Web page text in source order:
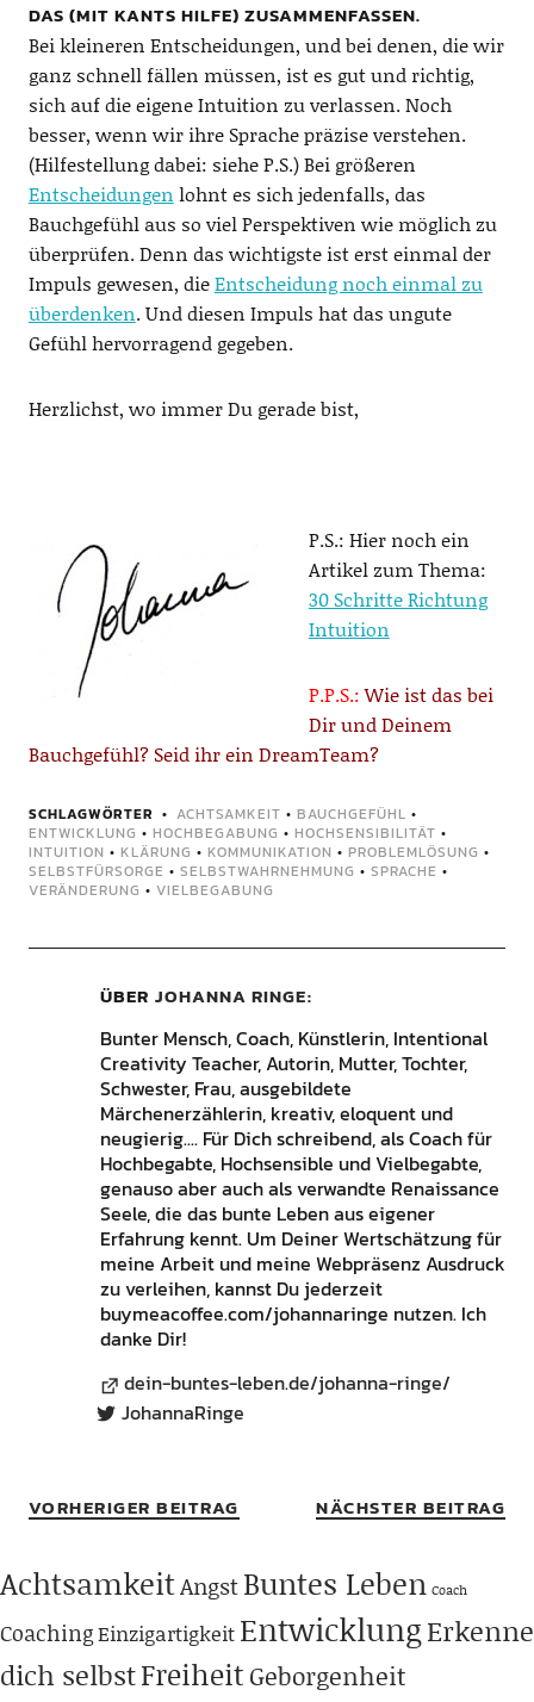
DAS (MIT KANTS HILFE) ZUSAMMENFASSEN.
Bei kleineren Entscheidungen, und bei denen, die wir
ganz schnell fällen müssen, ist es gut und richtig,
sich auf die eigene Intuition zu verlassen. Noch
besser, wenn wir ihre Sprache präzise verstehen.
(Hilfestellung dabei: siehe P.S.) Bei größeren
Entscheidungen lohnt es sich jedenfalls, das
Bauchgefühl aus so viel Perspektiven wie möglich zu
überprüfen. Denn das wichtigste ist erst einmal der
Impuls gewesen, dieEntscheidung noch einmal zu
überdenken. Und diesen Impuls hat das ungute
Gefühl hervorragend gegeben.
Herzlichst, wo immer Du gerade bist,
P.S.: Hier noch ein
Artikel zum Thema:
30 Schritte Richtung
Intuition
P.P.S.:Wie ist das bei
Dir und Deinem
Bauchgefühl? Seid ihr ein DreamTeam?
SCHLAGWÖRTER ACHTSAMKEIT • BAUCHGEFÜHL •
ENTWICKLUNG • HOCHBEGABUNG • HOCHSENSIBILITÄT •
INTUITION • KLÄRUNG • KOMMUNIKATION • PROBLEMLÖSUNG •
SELBSTFÜRSORGE • SELBSTWAHRNEHMUNG • SPRACHE •
VERÄNDERUNG • VIELBEGABUNG
ÜBER JOHANNA RINGE
Bunter Mensch, Coach, Künstlerin, Intentional
Creativity Teacher, Autorin, Mutter, Tochter,
Schwester, Frau, ausgebildete
Märchenerzählerin, kreativ, eloquent und
neugierig.... Für Dich schreibend, als Coach für
Hochbegabte, Hochsensible und Vielbegabte,
genauso aber auch als verwandte Renaissance
Seele, die das bunte Leben aus eigener
Erfahrung kennt. Um Deiner Wertschätzung für
meine Arbeit und meine Webpräsenz Ausdruck
zu verleihen, kannst Du jederzeit
buymeacoffee.com/johannaringe nutzen. Ich
danke Dir!
dein-buntes-leben.de/johanna-ringe/
JohannaRinge
VORHERIGER BEITRAG NÄCHSTER BEITRAG
AchtsamkeitAngstBuntes Leben Coach
CoachingEinzigartigkeit EntwicklungErkenne
dich selbstFreiheit Geborgenheit